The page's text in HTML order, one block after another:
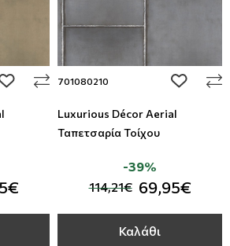
add to wishlist701080210 add to
Luxurious Décor Aerial
Ταπετσαρία Τοίχου
114,21€ 69,95€
-39%
Καλάθι